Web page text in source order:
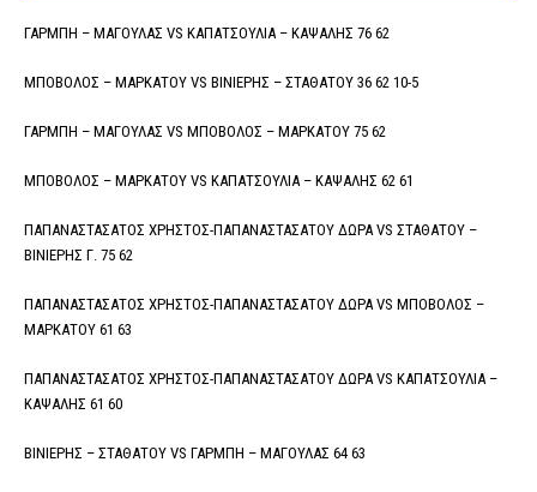
ΓΑΡΜΠΗ – ΜΑΓΟΥΛΑΣ VS ΚΑΠΑΤΣΟΥΛΙΑ – ΚΑΨΑΛΗΣ 76 62
ΜΠΟΒΟΛΟΣ – ΜΑΡΚΑΤΟΥ VS ΒΙΝΙΕΡΗΣ – ΣΤΑΘΑΤΟΥ 36 62 10-5
ΓΑΡΜΠΗ – ΜΑΓΟΥΛΑΣ VS ΜΠΟΒΟΛΟΣ – ΜΑΡΚΑΤΟΥ 75 62
ΜΠΟΒΟΛΟΣ – ΜΑΡΚΑΤΟΥ VS ΚΑΠΑΤΣΟΥΛΙΑ – ΚΑΨΑΛΗΣ 62 61
ΠΑΠΑΝΑΣΤΑΣΑΤΟΣ ΧΡΗΣΤΟΣ-ΠΑΠΑΝΑΣΤΑΣΑΤΟΥ ΔΩΡΑ VS ΣΤΑΘΑΤΟΥ –
ΒΙΝΙΕΡΗΣ Γ. 75 62
ΠΑΠΑΝΑΣΤΑΣΑΤΟΣ ΧΡΗΣΤΟΣ-ΠΑΠΑΝΑΣΤΑΣΑΤΟΥ ΔΩΡΑ VS ΜΠΟΒΟΛΟΣ –
ΜΑΡΚΑΤΟΥ 61 63
ΠΑΠΑΝΑΣΤΑΣΑΤΟΣ ΧΡΗΣΤΟΣ-ΠΑΠΑΝΑΣΤΑΣΑΤΟΥ ΔΩΡΑ VS ΚΑΠΑΤΣΟΥΛΙΑ –
ΚΑΨΑΛΗΣ 61 60
ΒΙΝΙΕΡΗΣ – ΣΤΑΘΑΤΟΥ VS ΓΑΡΜΠΗ – ΜΑΓΟΥΛΑΣ 64 63